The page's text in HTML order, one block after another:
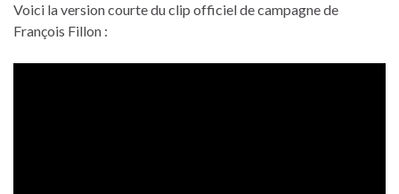
Voici la version courte du clip officiel de campagne de
François Fillon :